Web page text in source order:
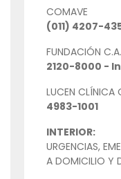
COMAVE
(011) 4207-
FUNDACIÓN
2120-8000 -
LUCEN
4983-1001
INTERIOR:
URGENCIAS,
A DOMICILIO Y